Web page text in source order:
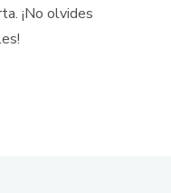
¡No olvides